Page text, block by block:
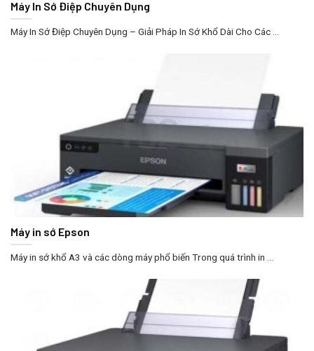
Máy In Sớ Điệp Chuyên Dụng
Máy In Sớ Điệp Chuyên Dụng – Giải Pháp In Sớ Khổ Dài Cho Các ...
Máy in sớ Epson
Máy in sớ khổ A3 và các dòng máy phổ biến Trong quá trình in ...